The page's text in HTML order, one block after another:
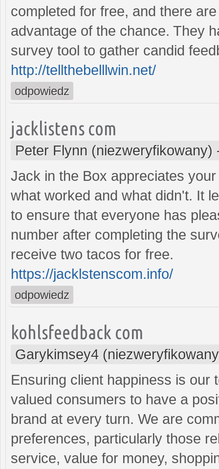
completed for free, and there
advantage of the chance. They
survey tool to gather candid
http://tellthebelllwin.net/
odpowiedz
jacklistens com
Peter Flynn (niezweryfikowany)
Jack in the Box appreciates
what worked and what didn't. It
to ensure that everyone has
number after completing the
receive two tacos for free.
https://jacklstenscom.info/
odpowiedz
kohlsfeedback com
Garykimsey4
Ensuring client happiness is our
valued consumers to have a
brand at every turn. We are
preferences, particularly those
service, value for money,